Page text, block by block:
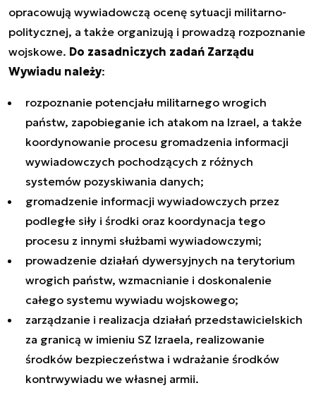
opracowują wywiadowczą ocenę sytuacji militarno-
politycznej, a także organizują i prowadzą rozpoznanie
wojskowe. Do zasadniczych zadań Zarządu
Wywiadu należy:
rozpoznanie potencjału militarnego wrogich
państw, zapobieganie ich atakom na Izrael, a także
koordynowanie procesu gromadzenia informacji
wywiadowczych pochodzących z różnych
systemów pozyskiwania danych;
gromadzenie informacji wywiadowczych przez
podległe siły i środki oraz koordynacja tego
procesu z innymi służbami wywiadowczymi;
prowadzenie działań dywersyjnych na terytorium
wrogich państw, wzmacnianie i doskonalenie
całego systemu wywiadu wojskowego;
zarządzanie i realizacja działań przedstawicielskich
za granicą w imieniu SZ Izraela, realizowanie
środków bezpieczeństwa i wdrażanie środków
kontrwywiadu we własnej armii.